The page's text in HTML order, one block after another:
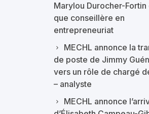
Marylou Durocher-Fortin
que conseillère en
entrepreneuriat
MECHL annonce la
de poste de Jimmy
vers un rôle de chargé
– analyste
MECHL annonce